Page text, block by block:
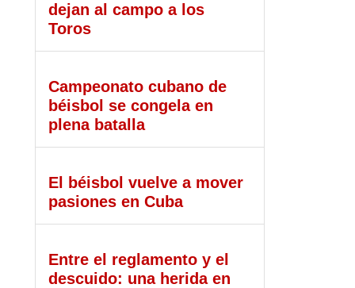
dejan al campo a los
Toros
Campeonato cubano de
béisbol se congela en
plena batalla
El béisbol vuelve a mover
pasiones en Cuba
Entre el reglamento y el
descuido: una herida en